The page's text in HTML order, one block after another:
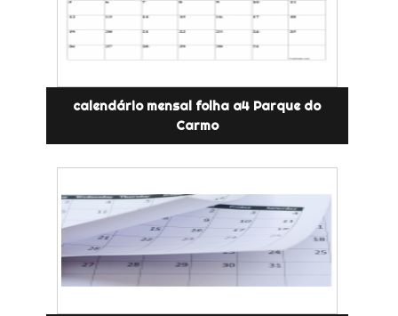
calendário mensal folha a4 Parque do
Carmo